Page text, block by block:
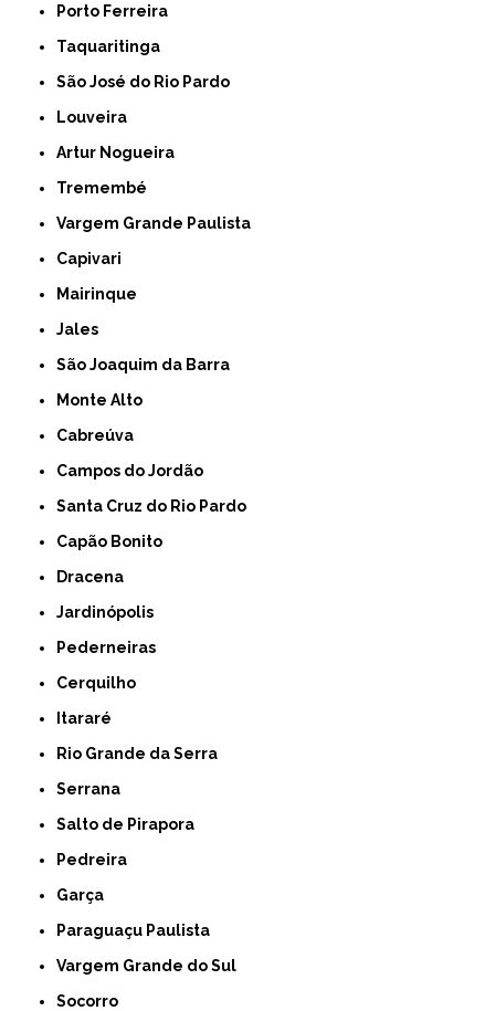
Porto Ferreira
Taquaritinga
São José do Rio Pardo
Louveira
Artur Nogueira
Tremembé
Vargem Grande Paulista
Capivari
Mairinque
Jales
São Joaquim da Barra
Monte Alto
Cabreúva
Campos do Jordão
Santa Cruz do Rio Pardo
Capão Bonito
Dracena
Jardinópolis
Pederneiras
Cerquilho
Itararé
Rio Grande da Serra
Serrana
Salto de Pirapora
Pedreira
Garça
Paraguaçu Paulista
Vargem Grande do Sul
Socorro